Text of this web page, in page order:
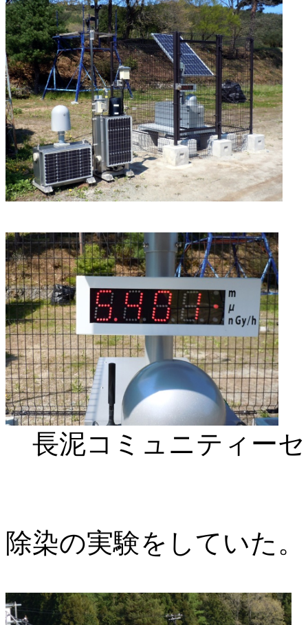
長泥コミュニティーセ
除染の実験をしていた。